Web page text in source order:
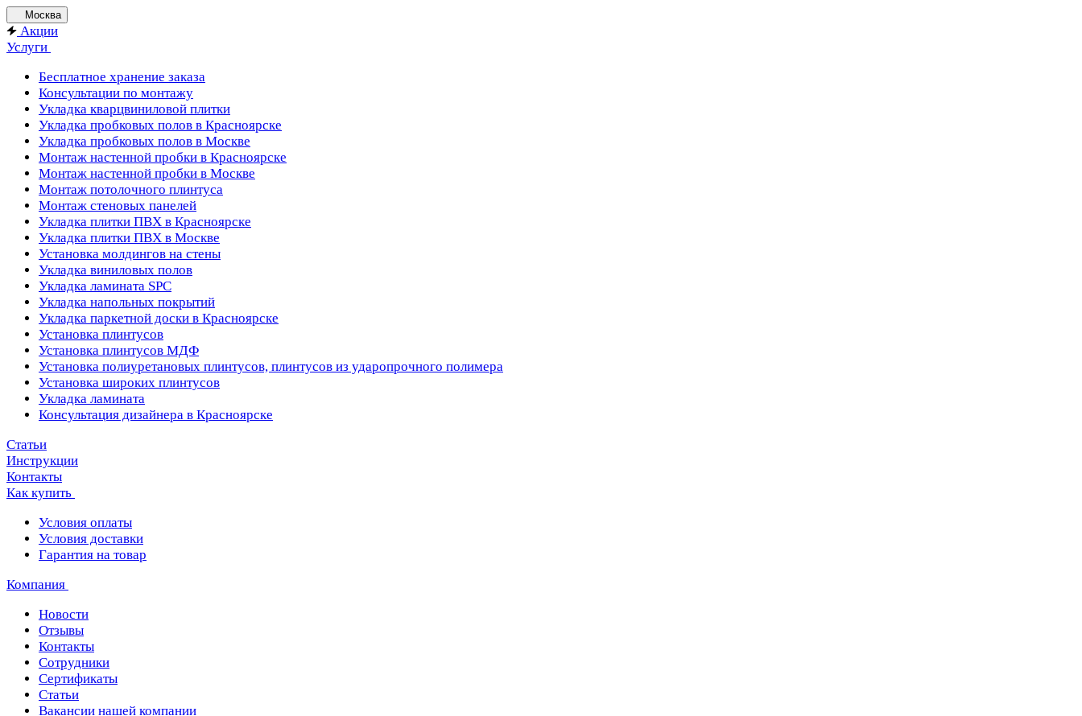
Москва
Акции
Услуги
Бесплатное хранение заказа
Консультации по монтажу
Укладка кварцвиниловой плитки
Укладка пробковых полов в Красноярске
Укладка пробковых полов в Москве
Монтаж настенной пробки в Красноярске
Монтаж настенной пробки в Москве
Монтаж потолочного плинтуса
Монтаж стеновых панелей
Укладка плитки ПВХ в Красноярске
Укладка плитки ПВХ в Москве
Установка молдингов на стены
Укладка виниловых полов
Укладка ламината SPC
Укладка напольных покрытий
Укладка паркетной доски в Красноярске
Установка плинтусов
Установка плинтусов МДФ
Установка полиуретановых плинтусов, плинтусов из ударопрочного полимера
Установка широких плинтусов
Укладка ламината
Консультация дизайнера в Красноярске
Статьи
Инструкции
Контакты
Как купить
Условия оплаты
Условия доставки
Гарантия на товар
Компания
Новости
Отзывы
Контакты
Сотрудники
Сертификаты
Статьи
Вакансии нашей компании